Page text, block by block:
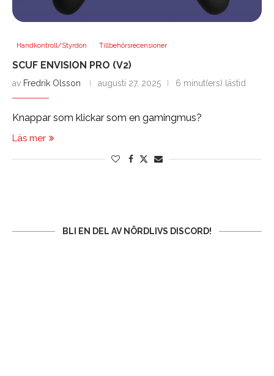
Handkontroll/Styrdon Tillbehörsrecensioner
SCUF ENVISION PRO (V2)
av Fredrik Olsson augusti 27, 2025 6 minut(ers) lästid
Knappar som klickar som en gamingmus?
Läs mer
BLI EN DEL AV NÖRDLIVS DISCORD!